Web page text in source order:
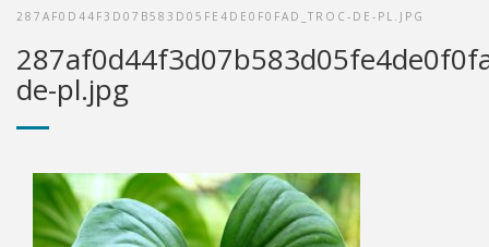
287AF0D44F3D07B583D05FE4DE0F0FAD_TROC-DE-PL.JPG
de-pl.jpg